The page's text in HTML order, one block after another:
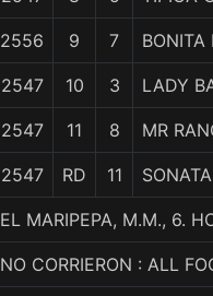
2556 9 7 BONITA
2547 10 3 LADY
2547 11 8 MR
2547 RD 11
EL MARIPEPA, M.M., 6.
NO CORRIERON : ALL